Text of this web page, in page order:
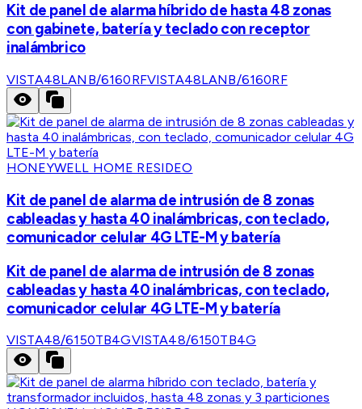
Kit de panel de alarma híbrido de hasta 48 zonas
con gabinete, batería y teclado con receptor
inalámbrico
VISTA48LANB/6160RFVISTA48LANB/6160RF
HONEYWELL HOME RESIDEO
Kit de panel de alarma de intrusión de 8 zonas
cableadas y hasta 40 inalámbricas, con teclado,
comunicador celular 4G LTE-M y batería
Kit de panel de alarma de intrusión de 8 zonas
cableadas y hasta 40 inalámbricas, con teclado,
comunicador celular 4G LTE-M y batería
VISTA48/6150TB4GVISTA48/6150TB4G